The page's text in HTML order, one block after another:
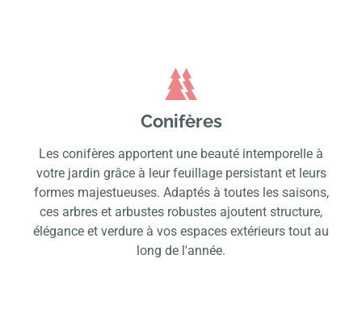
Conifères
Les conifères apportent une beauté intemporelle à
votre jardin grâce à leur feuillage persistant et leurs
formes majestueuses. Adaptés à toutes les saisons,
ces arbres et arbustes robustes ajoutent structure,
élégance et verdure à vos espaces extérieurs tout au
long de l'année.